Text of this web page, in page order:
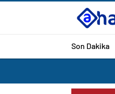
Son Dakika